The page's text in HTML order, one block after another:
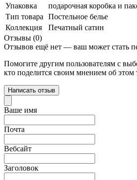
Упаковка
подарочная коробка и
Тип товара
Постельное белье
Коллекция
Печатный сатин
Отзывы (0)
Отзывов ещё нет — ваш может стать
Помогите другим пользователям с
кто поделится своим мнением об этом
Написать отзыв
Ваше имя
Почта
Вебсайт
Заголовок